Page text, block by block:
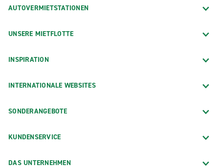
AUTOVERMIETSTATIONEN
UNSERE MIETFLOTTE
INSPIRATION
INTERNATIONALE WEBSITES
SONDERANGEBOTE
KUNDENSERVICE
DAS UNTERNEHMEN